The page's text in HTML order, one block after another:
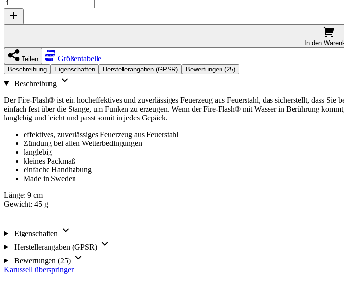
In den
Teilen Größentabelle
Beschreibung Eigenschaften Herstellerangaben (GPSR) Bewertungen (25)
Beschreibung
Der Fire-Flash® ist ein hocheffektives und zuverlässiges Feuerzeug aus Feuerstahl, das sicherstellt, dass
einfach fest über die Stange, um Funken zu erzeugen. Wenn der Fire-Flash® mit Wasser in Berührung
langlebig und leicht und passt somit in jedes Gepäck.
effektives, zuverlässiges Feuerzeug aus Feuerstahl
Zündung bei allen Wetterbedingungen
langlebig
kleines Packmaß
einfache Handhabung
Made in Sweden
Länge: 9 cm
Gewicht: 45 g
Eigenschaften
Herstellerangaben (GPSR)
Bewertungen (25)
Karussell überspringen